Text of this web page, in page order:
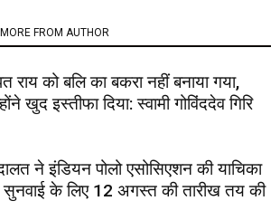
MORE FROM AUTHOR
राय को बलि का बकरा नहीं बनाया गया,
खुद इस्तीफा दिया: स्वामी गोविंददेव गिरि
ने इंडियन पोलो एसोसिएशन की याचिका
सुनवाई के लिए 12 अगस्त की तारीख तय की